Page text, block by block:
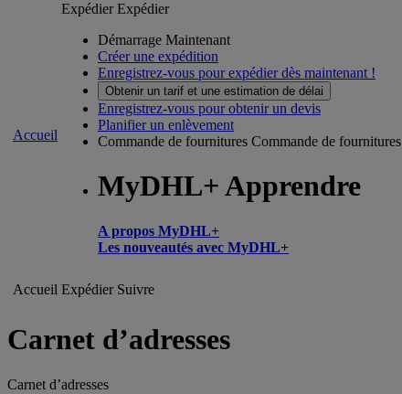
Accueil
ExpédierExpédier
Démarrage Maintenant
Créer une expédition
Enregistrez-vous pour expédier dès maintenant !
Obtenir un tarif et une estimation de délai
Enregistrez-vous pour obtenir un devis
Planifier un enlèvement
Commande de fournitures Commande de fournitures
MyDHL+ Apprendre
A propos MyDHL+
Les nouveautés avec MyDHL+
Accueil Expédier Suivre
Carnet d’adresses
Carnet d’adresses